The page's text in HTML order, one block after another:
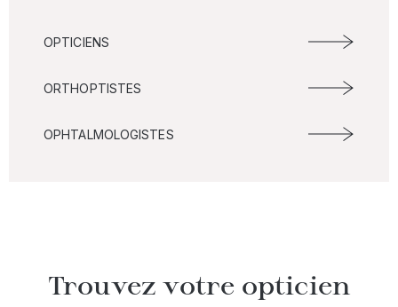
OPTICIENS
ORTHOPTISTES
OPHTALMOLOGISTES
Trouvez votre opticien